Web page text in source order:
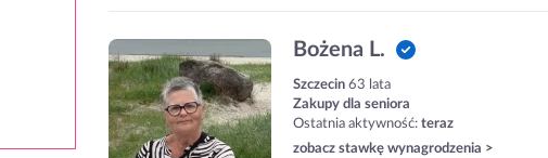
Bożena L.
Szczecin 63 lata
Zakupy dla seniora
Ostatnia aktywność: teraz
zobacz stawkę wynagrodzenia >